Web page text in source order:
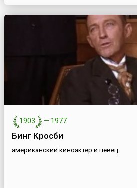
1903 — 1977
Бинг Кросби
американский киноактер и певец